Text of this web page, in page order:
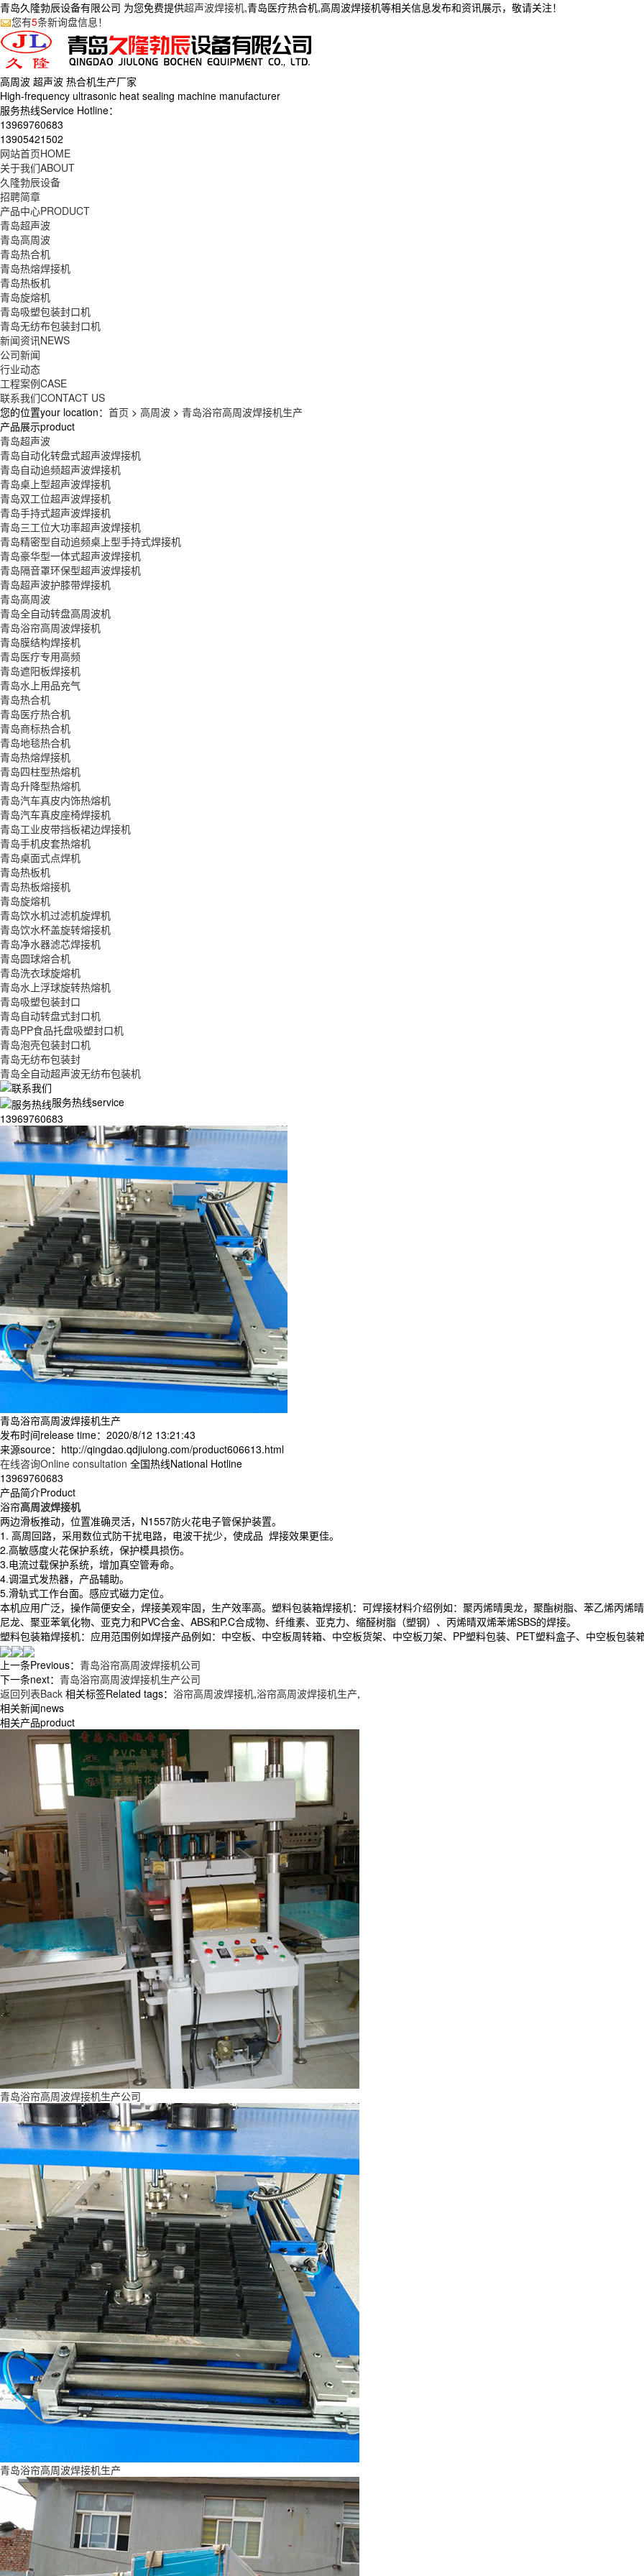
青岛久隆勃辰设备有限公司 为您免费提供超声波焊接机,青岛医疗热合机,高周波焊接机等相关信息发布和资讯展示，敬请关注！
您有5条新询盘信息！
高周波 超声波 热合机生产厂家
High-frequency ultrasonic heat sealing machine manufacturer
服务热线Service Hotline：
13969760683
13905421502
网站首页HOME
关于我们ABOUT
久隆勃辰设备
招聘简章
产品中心PRODUCT
青岛超声波
青岛高周波
青岛热合机
青岛热熔焊接机
青岛热板机
青岛旋熔机
青岛吸塑包装封口机
青岛无纺布包装封口机
新闻资讯NEWS
公司新闻
行业动态
工程案例CASE
联系我们CONTACT US
您的位置your location： 首页 > 高周波 > 青岛浴帘高周波焊接机生产
产品展示product
青岛超声波
青岛自动化转盘式超声波焊接机
青岛自动追频超声波焊接机
青岛桌上型超声波焊接机
青岛双工位超声波焊接机
青岛手持式超声波焊接机
青岛三工位大功率超声波焊接机
青岛精密型自动追频桌上型手持式焊接机
青岛豪华型一体式超声波焊接机
青岛隔音罩环保型超声波焊接机
青岛超声波护膝带焊接机
青岛高周波
青岛全自动转盘高周波机
青岛浴帘高周波焊接机
青岛膜结构焊接机
青岛医疗专用高频
青岛遮阳板焊接机
青岛水上用品充气
青岛热合机
青岛医疗热合机
青岛商标热合机
青岛地毯热合机
青岛热熔焊接机
青岛四柱型热熔机
青岛升降型热熔机
青岛汽车真皮内饰热熔机
青岛汽车真皮座椅焊接机
青岛工业皮带挡板裙边焊接机
青岛手机皮套热熔机
青岛桌面式点焊机
青岛热板机
青岛热板熔接机
青岛旋熔机
青岛饮水机过滤机旋焊机
青岛饮水杯盖旋转熔接机
青岛净水器滤芯焊接机
青岛圆球熔合机
青岛洗衣球旋熔机
青岛水上浮球旋转热熔机
青岛吸塑包装封口
青岛自动转盘式封口机
青岛PP食品托盘吸塑封口机
青岛泡壳包装封口机
青岛无纺布包装封
青岛全自动超声波无纺布包装机
服务热线service
13969760683
青岛浴帘高周波焊接机生产
发布时间release time：2020/8/12 13:21:43
来源source：http://qingdao.qdjiulong.com/product606613.html
在线咨询Online consultation 全国热线National Hotline
13969760683
产品简介Product
浴帘高周波焊接机
两边滑板推动，位置准确灵活，N1557防火花电子管保护装置。
1. 高周回路，采用数位式防干扰电路，电波干扰少，使成品 焊接效果更佳。
2.高敏感度火花保护系统，保护模具损伤。
3.电流过载保护系统，增加真空管寿命。
4.调温式发热器，产品辅助。
5.滑轨式工作台面。感应式磁力定位。
本机应用广泛，操作简便安全，焊接美观牢固，生产效率高。塑料包装箱焊接机：可焊接材料介绍例如：聚丙烯晴奥龙，聚酯树脂、苯乙烯丙烯
尼龙、聚亚苯氧化物、亚克力和PVC合金、ABS和P.C合成物、纤维素、亚克力、缩醛树脂（塑钢）、丙烯晴双烯苯烯SBS的焊接。
塑料包装箱焊接机：应用范围例如焊接产品例如：中空板、中空板周转箱、中空板货架、中空板刀架、PP塑料包装、PET塑料盒子、中空板包装
上一条Previous： 青岛浴帘高周波焊接机公司
下一条next： 青岛浴帘高周波焊接机生产公司
返回列表Back 相关标签Related tags： 浴帘高周波焊接机,浴帘高周波焊接机生产,
相关新闻news
相关产品product
青岛浴帘高周波焊接机生产公司
青岛浴帘高周波焊接机生产